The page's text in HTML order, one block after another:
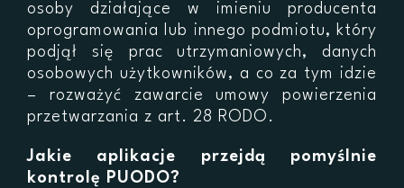
osoby działające w imieniu producenta
oprogramowania lub innego podmiotu, który
podjął się prac utrzymaniowych, danych
osobowych użytkowników, a co za tym idzie
– rozważyć zawarcie umowy powierzenia
przetwarzania z art. 28 RODO.
Jakie aplikacje przejdą pomyślnie
kontrolę PUODO?